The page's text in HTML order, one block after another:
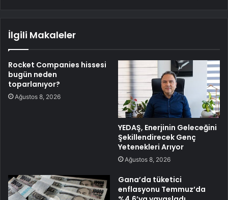
İlgili Makaleler
Rocket Companies hissesi
bugün neden
toparlanıyor?
Ağustos 8, 2026
YEDAŞ, Enerjinin Geleceğini
Şekillendirecek Genç
Yetenekleri Arıyor
Ağustos 8, 2026
Gana’da tüketici
enflasyonu Temmuz’da